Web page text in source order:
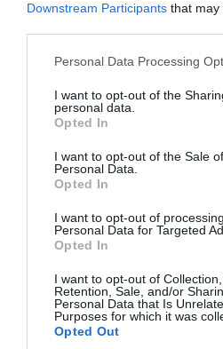
Downstream Participants that may
Please note that this website/app
not limited to your visit or usage
grant or deny consent to Google
use your data for below specified
consent section.
Personal Data Processing
I want to opt-out of the
personal data.
Opted In
I want to opt-out of the Sale
Personal Data.
Opted In
I want to opt-out of
Personal Data for Targeted
Opted In
I want to opt-out of Collection,
Retention, Sale, and/or
Personal Data that Is
Purposes for which it was
Opted Out
06.08.2026 | 14:02
«Επιχείρηση ελεύθερα
Αθήνα: Απομακρύνθηκαν
αντικείμενα από
ΠΟΛΙΤΙΚΗ